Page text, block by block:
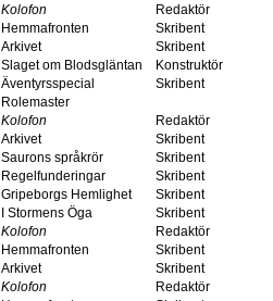
Kolofon
Redaktör
Hemmafronten
Skribent
Arkivet
Skribent
Slaget om Blodsgläntan
Konstruktör
Äventyrsspecial
Skribent
Rolemaster
Kolofon
Redaktör
Arkivet
Skribent
Saurons språkrör
Skribent
Regelfunderingar
Skribent
Gripeborgs Hemlighet
Skribent
I Stormens Öga
Skribent
Kolofon
Redaktör
Hemmafronten
Skribent
Arkivet
Skribent
Kolofon
Redaktör